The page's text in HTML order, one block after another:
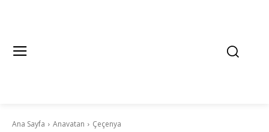
Ana Sayfa Anavatan Çeçenya